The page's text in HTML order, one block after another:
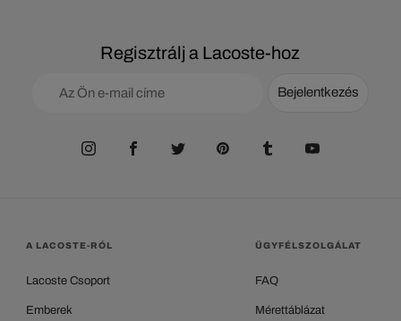
Regisztrálj a Lacoste-hoz
Bejelentkezés
A LACOSTE-RÓL
Lacoste Csoport
Emberek
ÜGYFÉLSZOLGÁLAT
FAQ
Mérettáblázat